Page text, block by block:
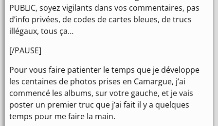
PUBLIC, soyez vigilants dans vos commentaires, pas
d’info privées, de codes de cartes bleues, de trucs
illégaux, tous ça…
[/PAUSE]
Pour vous faire patienter le temps que je développe
les centaines de photos prises en Camargue, j’ai
commencé les albums, sur votre gauche, et je vais
poster un premier truc que j’ai fait il y a quelques
temps pour me faire la main.